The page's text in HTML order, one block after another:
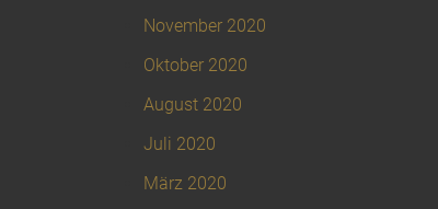
November 2020
Oktober 2020
August 2020
Juli 2020
März 2020